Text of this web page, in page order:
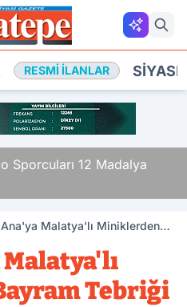
RESMI İLANLAR
Sporcuları 12 Madalya
Malatya'lı Miniklerden
Tebriği